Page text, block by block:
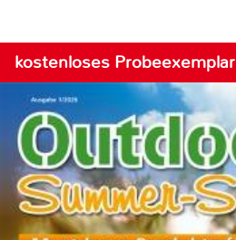
kostenloses Probeexemplar